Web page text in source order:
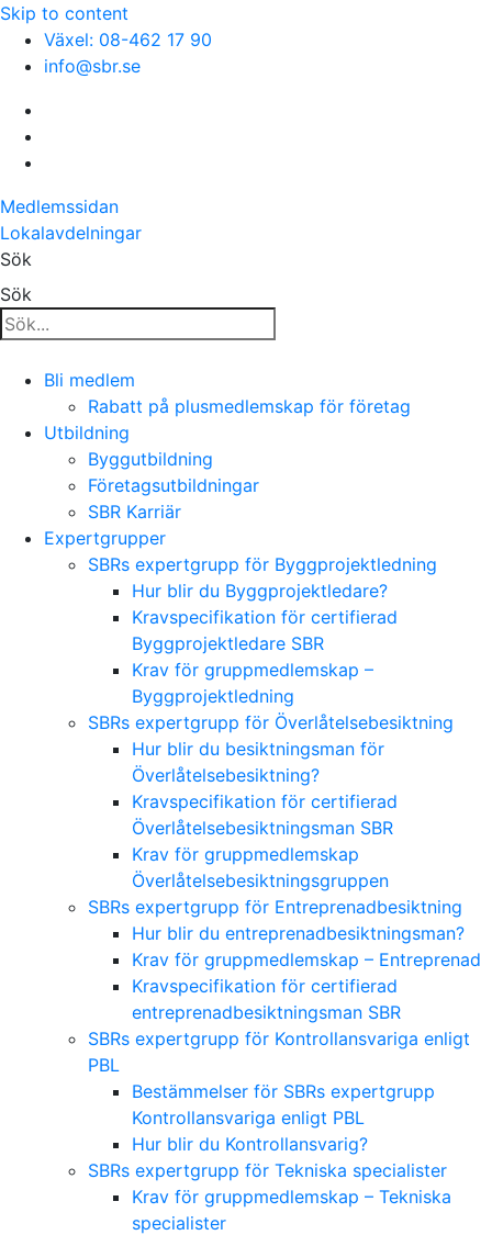
Skip to content
Växel: 08-462 17 90
info@sbr.se
Medlemssidan
Lokalavdelningar
Sök
Sök
Bli medlem
Rabatt på plusmedlemskap för företag
Utbildning
Byggutbildning
Företagsutbildningar
SBR Karriär
Expertgrupper
SBRs expertgrupp för Byggprojektledning
Hur blir du Byggprojektledare?
Kravspecifikation för certifierad
Byggprojektledare SBR
Krav för gruppmedlemskap –
Byggprojektledning
SBRs expertgrupp för Överlåtelsebesiktning
Hur blir du besiktningsman för
Överlåtelsebesiktning?
Kravspecifikation för certifierad
Överlåtelsebesiktningsman SBR
Krav för gruppmedlemskap
Överlåtelsebesiktningsgruppen
SBRs expertgrupp för Entreprenadbesiktning
Hur blir du entreprenadbesiktningsman?
Krav för gruppmedlemskap – Entreprenad
Kravspecifikation för certifierad
entreprenadbesiktningsman SBR
SBRs expertgrupp för Kontrollansvariga enligt
PBL
Bestämmelser för SBRs expertgrupp
Kontrollansvariga enligt PBL
Hur blir du Kontrollansvarig?
SBRs expertgrupp för Tekniska specialister
Krav för gruppmedlemskap – Tekniska
specialister